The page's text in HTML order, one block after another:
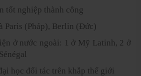
tốt nghiệp thành công
Paris (Pháp), Berlin (Đức)
ở nước ngoài: 1 ở Mỹ Latinh, 2 ở
học đối tác trên khắp thế giới